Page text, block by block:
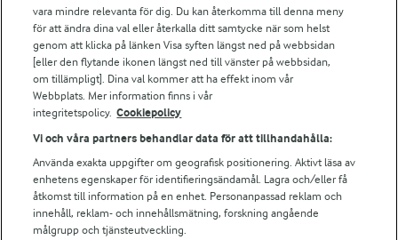
Bildbank
Följ oss
vara mindre relevanta för dig. Du kan återkomma till denna meny
för att ändra dina val eller återkalla ditt samtycke när som helst
genom att klicka på länken Visa syften längst ned på webbsidan
[eller den flytande ikonen längst ned till vänster på webbsidan,
om tillämpligt]. Dina val kommer att ha effekt inom vår
Webbplats. Mer information finns i vår
integritetspolicy. Cookiepolicy
Vi och våra partners behandlar data för att tillhandahålla:
Använda exakta uppgifter om geografisk positionering. Aktivt läsa av
enhetens egenskaper för identifieringsändamål. Lagra och/eller få
åtkomst till information på en enhet. Personanpassad reklam och
innehåll, reklam- och innehållsmätning, forskning angående
målgrupp och tjänsteutveckling.